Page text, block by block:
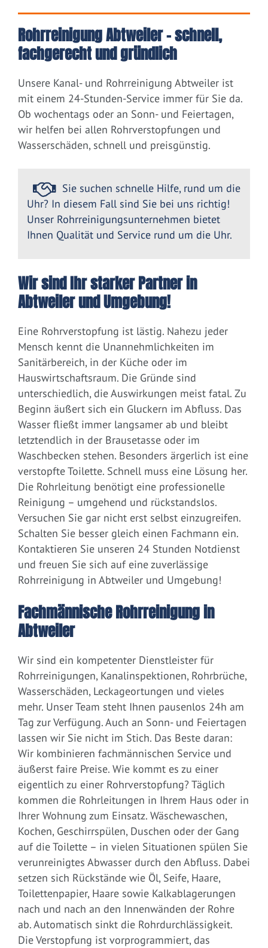
Rohrreinigung Abtweiler – schnell,
fachgerecht und gründlich
Unsere Kanal- und Rohrreinigung Abtweiler ist
mit einem 24-Stunden-Service immer für Sie da.
Ob wochentags oder an Sonn- und Feiertagen,
wir helfen bei allen Rohrverstopfungen und
Wasserschäden, schnell und preisgünstig.
Sie suchen schnelle Hilfe, rund um die
Uhr? In diesem Fall sind Sie bei uns richtig!
Unser Rohrreinigungsunternehmen bietet
Ihnen Qualität und Service rund um die Uhr.
Wir sind Ihr starker Partner in
Abtweiler und Umgebung!
Eine Rohrverstopfung ist lästig. Nahezu jeder
Mensch kennt die Unannehmlichkeiten im
Sanitärbereich, in der Küche oder im
Hauswirtschaftsraum. Die Gründe sind
unterschiedlich, die Auswirkungen meist fatal. Zu
Beginn äußert sich ein Gluckern im Abfluss. Das
Wasser fließt immer langsamer ab und bleibt
letztendlich in der Brausetasse oder im
Waschbecken stehen. Besonders ärgerlich ist eine
verstopfte Toilette. Schnell muss eine Lösung her.
Die Rohrleitung benötigt eine professionelle
Reinigung – umgehend und rückstandslos.
Versuchen Sie gar nicht erst selbst einzugreifen.
Schalten Sie besser gleich einen Fachmann ein.
Kontaktieren Sie unseren 24 Stunden Notdienst
und freuen Sie sich auf eine zuverlässige
Rohrreinigung in Abtweiler und Umgebung!
Fachmännische Rohrreinigung in
Abtweiler
Wir sind ein kompetenter Dienstleister für
Rohrreinigungen, Kanalinspektionen, Rohrbrüche,
Wasserschäden, Leckageortungen und vieles
mehr. Unser Team steht Ihnen pausenlos 24h am
Tag zur Verfügung. Auch an Sonn- und Feiertagen
lassen wir Sie nicht im Stich. Das Beste daran:
Wir kombinieren fachmännischen Service und
äußerst faire Preise. Wie kommt es zu einer
eigentlich zu einer Rohrverstopfung? Täglich
kommen die Rohrleitungen in Ihrem Haus oder in
Ihrer Wohnung zum Einsatz. Wäschewaschen,
Kochen, Geschirrspülen, Duschen oder der Gang
auf die Toilette – in vielen Situationen spülen Sie
verunreinigtes Abwasser durch den Abfluss. Dabei
setzen sich Rückstände wie Öl, Seife, Haare,
Toilettenpapier, Haare sowie Kalkablagerungen
nach und nach an den Innenwänden der Rohre
ab. Automatisch sinkt die Rohrdurchlässigkeit.
Die Verstopfung ist vorprogrammiert, das